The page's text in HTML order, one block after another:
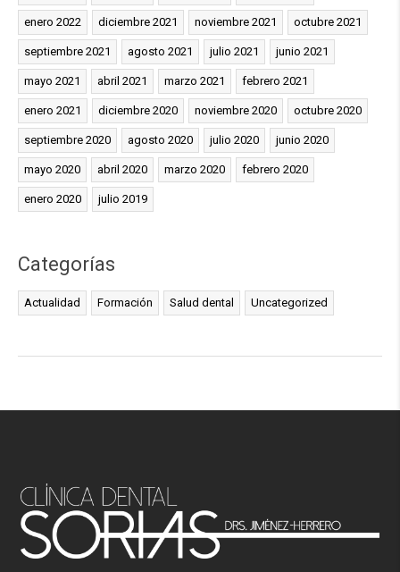
enero 2022 diciembre 2021 noviembre 2021 octubre 2021
septiembre 2021 agosto 2021 julio 2021 junio 2021
mayo 2021 abril 2021 marzo 2021 febrero 2021
enero 2021 diciembre 2020 noviembre 2020 octubre 2020
septiembre 2020 agosto 2020 julio 2020 junio 2020
mayo 2020 abril 2020 marzo 2020 febrero 2020
enero 2020 julio 2019
Categorías
Actualidad Formación Salud dental Uncategorized